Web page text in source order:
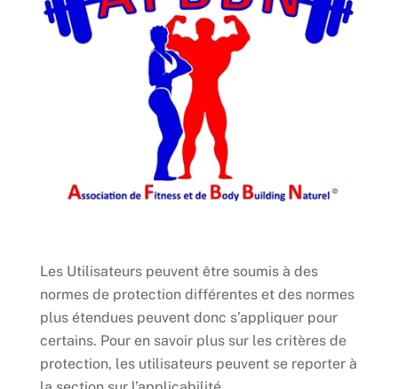
Les Utilisateurs peuvent être soumis à des
normes de protection différentes et des normes
plus étendues peuvent donc s’appliquer pour
certains. Pour en savoir plus sur les critères de
protection, les utilisateurs peuvent se reporter à